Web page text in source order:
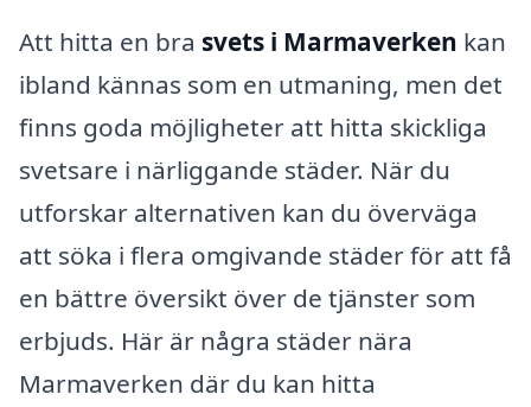
Att hitta en bra svets i Marmaverken kan
ibland kännas som en utmaning, men det
finns goda möjligheter att hitta skickliga
svetsare i närliggande städer. När du
utforskar alternativen kan du överväga
att söka i flera omgivande städer för att få
en bättre översikt över de tjänster som
erbjuds. Här är några städer nära
Marmaverken där du kan hitta